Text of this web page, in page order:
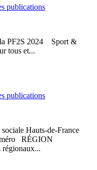
publications
la PF2S 2024 Sport &
tous et...
publications
Hauts-de-France
RÉGION
régionaux...